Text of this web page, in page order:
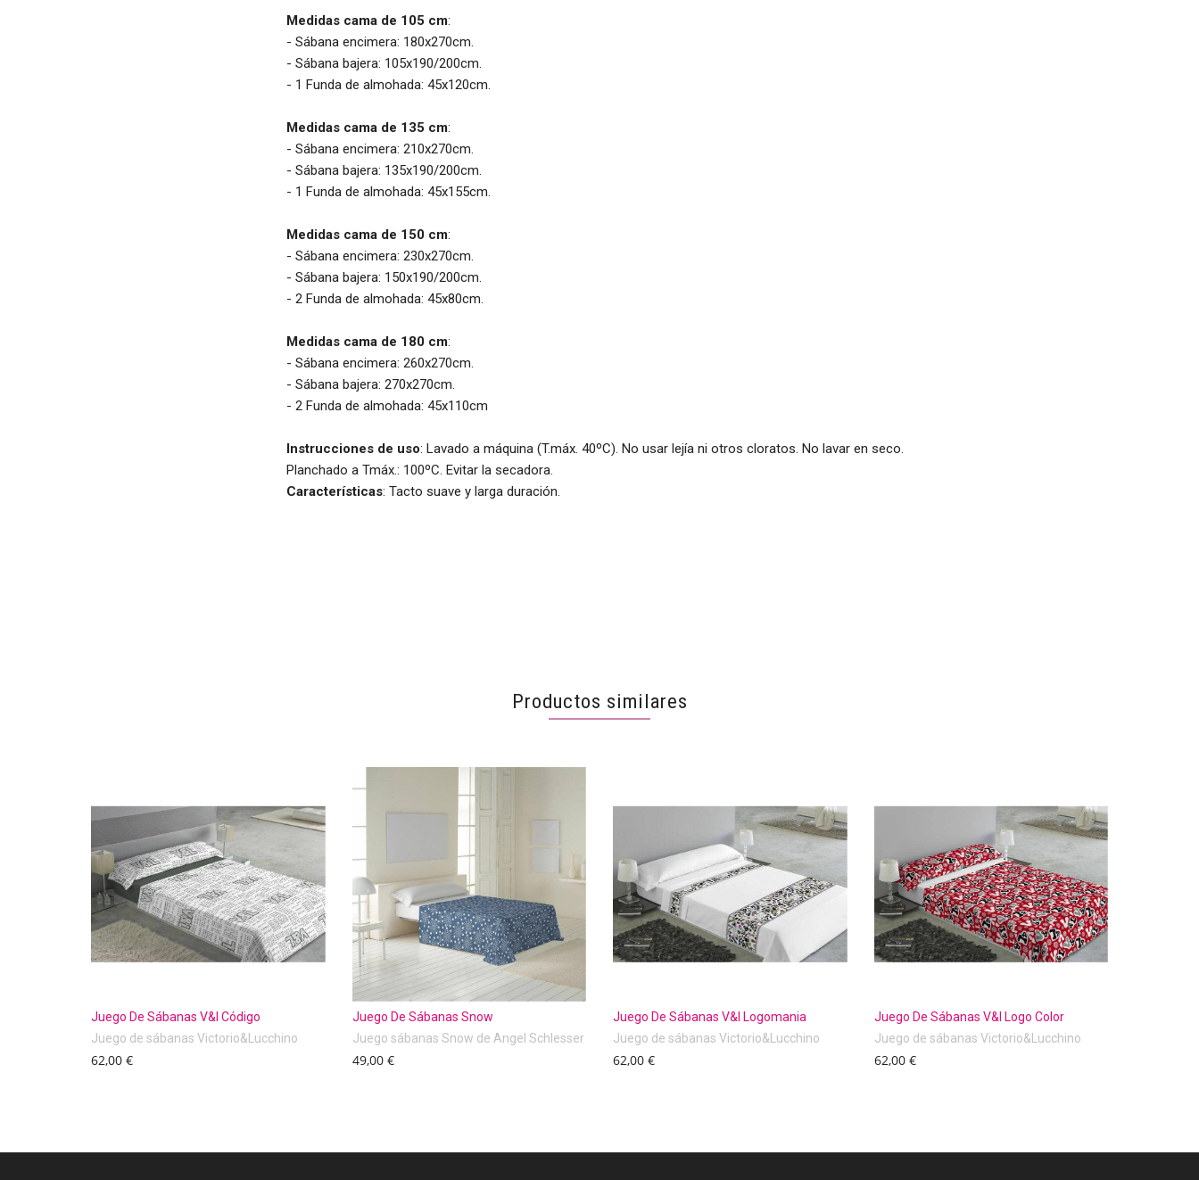
Medidas cama de 105 cm:
- Sábana encimera: 180x270cm.
- Sábana bajera: 105x190/200cm.
- 1 Funda de almohada: 45x120cm.
Medidas cama de 135 cm:
- Sábana encimera: 210x270cm.
- Sábana bajera: 135x190/200cm.
- 1 Funda de almohada: 45x155cm.
Medidas cama de 150 cm:
- Sábana encimera: 230x270cm.
- Sábana bajera: 150x190/200cm.
- 2 Funda de almohada: 45x80cm.
Medidas cama de 180 cm:
- Sábana encimera: 260x270cm.
- Sábana bajera: 270x270cm.
- 2 Funda de almohada: 45x110cm
Instrucciones de uso: Lavado a máquina (T.máx. 40ºC). No usar lejía ni otros cloratos. No lavar en seco.
Planchado a Tmáx.: 100ºC. Evitar la secadora.
Características: Tacto suave y larga duración.
Productos similares
Juego De Sábanas V&l Código
Juego de sábanas Victorio&Lucchino
62,00 €
Juego De Sábanas Snow
Juego sábanas Snow de Angel Schlesser
49,00 €
Juego De Sábanas V&l Logomania
Juego de sábanas Victorio&Lucchino
62,00 €
Juego De Sábanas V&l Logo Color
Juego de sábanas Victorio&Lucchino
62,00 €